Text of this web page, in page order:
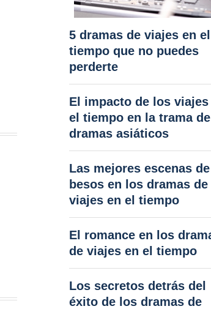
5 dramas de viajes en el
tiempo que no puedes
perderte
El impacto de los viajes
el tiempo en la trama
dramas asiáticos
Las mejores escenas de
besos en los dramas de
viajes en el tiempo
El romance en los
de viajes en el tiempo
Los secretos detrás del
éxito de los dramas de